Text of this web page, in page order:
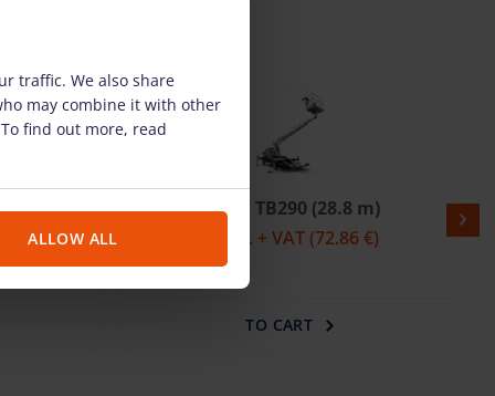
Truck mounted boom lift
Versalift ETL-38-140-F (13.70 m)
206.35 €/pcs. + VAT
TO CART
traffic. We also share
may combine it with other
find out more, read
ALLOW ALL